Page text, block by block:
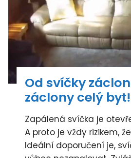
Od svíčky
záclony celý byt!
Zapálená svíčka je
A proto je vždy rizikem,
Ideální doporučení je,